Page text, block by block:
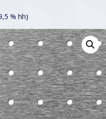
% hh)